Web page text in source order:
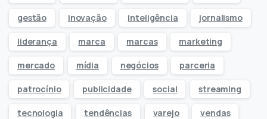
gestão inovação inteligência jornalismo
liderança marca marcas marketing
mercado mídia negócios parceria
patrocínio publicidade social streaming
tecnologia tendências varejo vendas